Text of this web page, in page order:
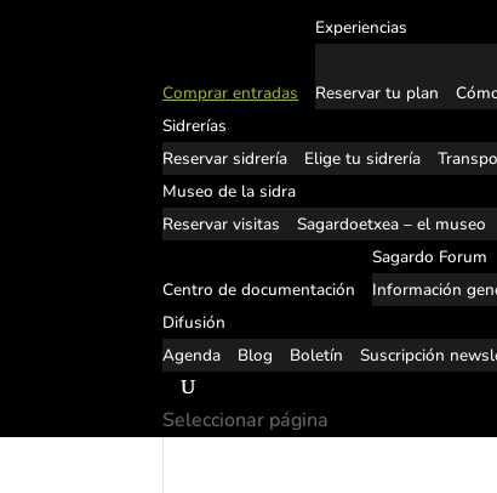
Comprar entradas
Experiencias
Reservar tu plan
Sidrerías
Reservar sidrería
Elige tu sidrería
Museo de la sidra
Reservar visitas
Sagardoetxea – el museo
Centro de documentación
Sagardo Forum
Información
Difusión
Agenda
Blog Boletín Suscripción
Seleccionar página